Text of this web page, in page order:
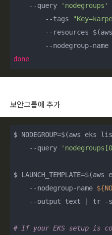
    --query
'nodegroups'
        --tags
--resources
        --nodegroup-name
done
보안그룹에 추가
$ NODEGROUP=$(aws
    --query
$
    --nodegroup-name
    --output text | tr -s
# If your EKS setup is